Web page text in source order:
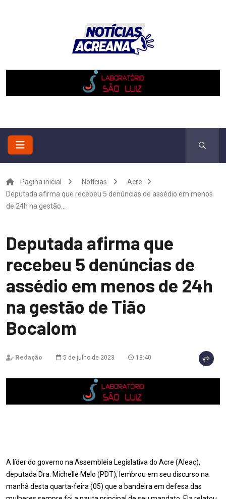
Pagina inicial Notícias
Acre
Deputada afirma que recebeu 5 denúncias de assédio em menos
de 24h na gestão...
Deputada afirma que
recebeu 5 denúncias de
assédio em menos de 24h
na gestão de Tião
Bocalom
Redação 5 de julho de 2023 18:40
A líder do governo na Assembleia Legislativa do Acre (Aleac),
deputada Dra. Michelle Melo (PDT), lembrou em seu discurso na
manhã desta quarta-feira (05) que a bandeira em defesa das